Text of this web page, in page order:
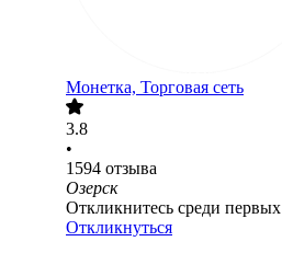
Монетка, Торговая сеть
3.8
•
1594 отзыва
Озерск
Откликнитесь среди первых
Откликнуться